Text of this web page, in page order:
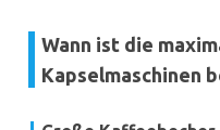
Wann ist die
Kapselmaschinen